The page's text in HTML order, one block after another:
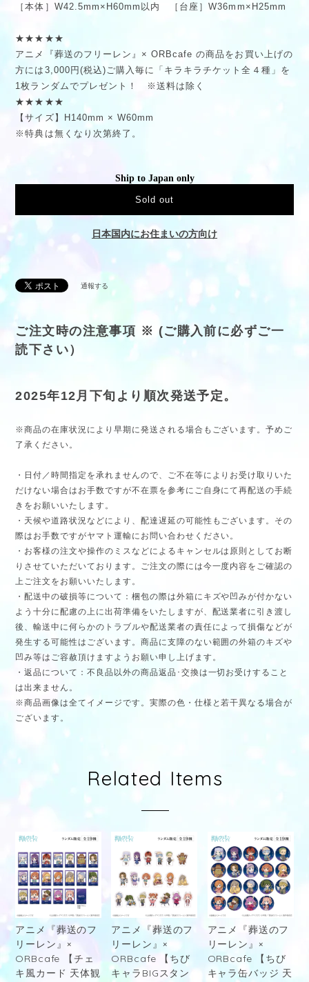
［本体］W42.5mm×H60mm以内 ［台座］W36mm×H25mm
★★★★★
アニメ『葬送のフリーレン』× ORBcafe の商品をお買い上げの
方には3,000円(税込)ご購入毎に「キラキラチケット全４種」を
1枚ランダムでプレゼント！ ※送料は除く
★★★★★
【サイズ】H140mm × W60mm
※特典は無くなり次第終了。
Ship to Japan only
Sold out
日本国内にお住まいの方向け
通報する
ご注文時の注意事項 ※ (ご購入前に必ずご一
読下さい）
2025年12月下旬より順次発送予定。
※商品の在庫状況により早期に発送される場合もございます。予めご
了承ください。
・日付／時間指定を承れませんので、ご不在等によりお受け取りいた
だけない場合はお手数ですが不在票を参考にご自身にて再配送の手続
きをお願いいたします。
・天候や道路状況などにより、配達遅延の可能性もございます。その
際はお手数ですがヤマト運輸にお問い合わせください。
・お客様の注文や操作のミスなどによるキャンセルは原則としてお断
りさせていただいております。ご注文の際には今一度内容をご確認の
上ご注文をお願いいたします。
・配送中の破損等について：梱包の際は外箱にキズや凹みが付かない
よう十分に配慮の上に出荷準備をいたしますが、配送業者に引き渡し
後、輸送中に何らかのトラブルや配送業者の責任によって損傷などが
発生する可能性はございます。商品に支障のない範囲の外箱のキズや
凹み等はご容赦頂けますようお願い申し上げます。
・返品について：不良品以外の商品返品･交換は一切お受けすること
は出来ません。
※商品画像は全てイメージです。実際の色・仕様と若干異なる場合が
ございます。
Related Items
アニメ『葬送のフ
リーレン』×
ORBcafe 【チェ
キ風カード 天体観
アニメ『葬送のフ
リーレン』×
ORBcafe 【ちび
キャラBIGスタン
アニメ『葬送のフ
リーレン』×
ORBcafe 【ちび
キャラ缶バッジ 天